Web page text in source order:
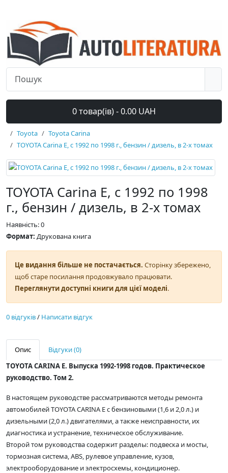
0 товар(ів) - 0.00 UAH
Toyota
Toyota Carina
TOYOTA Carina E, с 1992 по 1998 г., бензин / дизель, в 2-х томах
TOYOTA Carina E, с 1992 по 1998
г., бензин / дизель, в 2-х томах
Наявність: 0
Формат: Друкована книга
Це видання більше не постачається. Сторінку збережено,
щоб старе посилання продовжувало працювати.
Переглянути доступні книги для цієї моделі.
0 відгуків/ Написати відгук
Опис
Відгуки (0)
TOYOTA CARINA E. Выпуска 1992-1998 годов. Практическое
руководство. Том 2.
В настоящем руководстве рассматриваются методы ремонта
автомобилей TOYOTA CARINA E с бензиновыми (1,6 и 2,0 л.) и
дизельными (2,0 л.) двигателями, а также неисправности, их
диагностика и устранение, техническое обслуживание.
Второй том руководства содержит разделы: подвеска и мосты,
тормозная система, ABS, рулевое управление, кузов,
электрооборудование и электросхемы, кондиционер.